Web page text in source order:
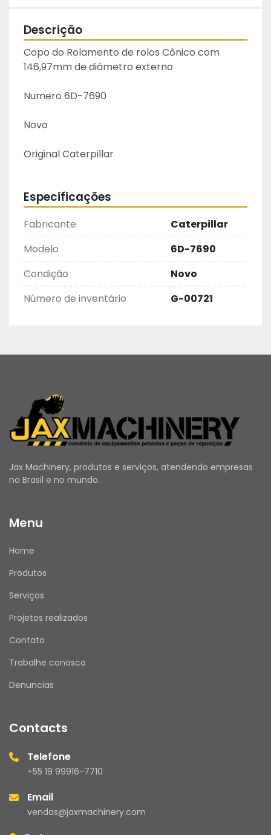
Descrição
Copo do Rolamento de rolos Cônico com
146,97mm de diâmetro externo
Numero 6D-7690
Novo
Original Caterpillar
Especificações
Fabricante
Caterpillar
Modelo
6D-7690
Condição
Novo
Número de inventário
G-00721
Jax Machinery, produtos e serviços, atendendo empresas
no Brasil e no mundo.
Menu
Home
Produtos
Serviços
Projetos realizados
Contato
Trabalhe conosco
Denuncias
Contacts
Telefone
+55 19 99916-7710
Email
vendas@jaxmachinery.com